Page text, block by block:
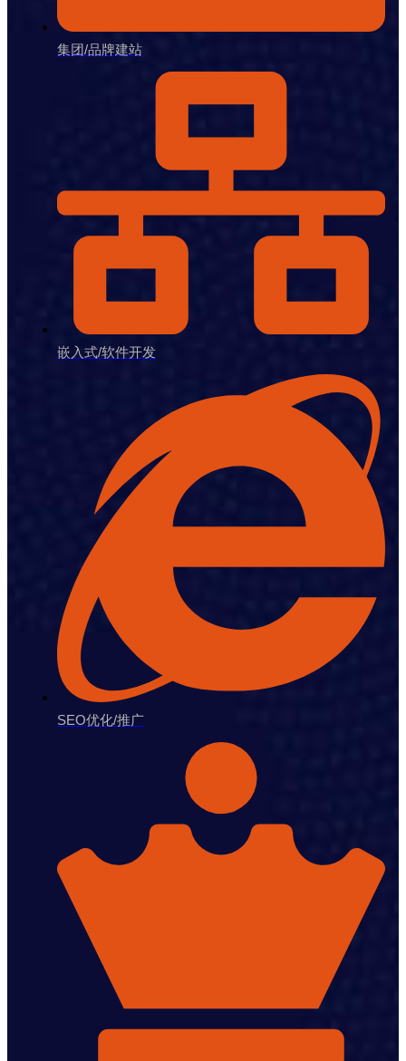
集团/品牌建站
嵌入式/软件开发
SEO优化/推广